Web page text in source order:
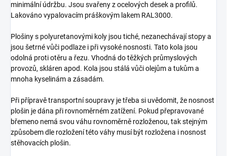
minimální údržbu. Jsou svařeny z ocelových desek a profilů.
Lakováno vypalovacím práškovým lakem RAL3000.
Plošiny s polyuretanovými koly jsou tiché, nezanechávají stopy a
jsou šetrné vůči podlaze i při vysoké nosnosti. Tato kola jsou
odolná proti otěru a řezu. Vhodná do těžkých průmyslových
provozů, skláren apod. Kola jsou stálá vůči olejům a tukům a
mnoha kyselinám a zásadám.
Při přípravě transportní soupravy je třeba si uvědomit, že nosnost
plošin je dána při rovnoměrném zatížení. Pokud přepravované
břemeno nemá svou váhu rovnoměrně rozloženou, tak stejným
způsobem dle rozložení této váhy musí být rozložena i nosnost
stěhovacích plošin.